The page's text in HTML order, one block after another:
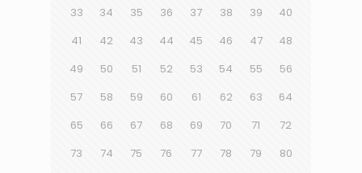
33
34 35 36 37 38 39
40
41
42 43 44 45 46 47
48
49
50 51 52 53 54 55
56
57
58 59 60 61 62 63
64
65
66 67 68 69 70 71
72
73
74 75 76 77 78 79
80